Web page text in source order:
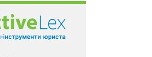
картками, злочини у галузі
(шахрайство з оплатою міжнародних
незаконне використання
електронних платежів, програмне